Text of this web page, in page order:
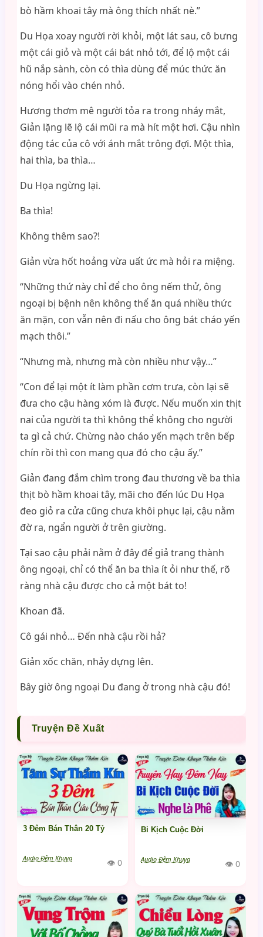
bò hầm khoai tây mà ông thích nhất nè.”
Du Họa xoay người rời khỏi, một lát sau, cô bưng
một cái giỏ và một cái bát nhỏ tới, để lộ một cái
hũ nắp sành, còn có thìa dùng để múc thức ăn
nóng hổi vào chén nhỏ.
Hương thơm mê người tỏa ra trong nháy mắt,
Giản lặng lẽ lộ cái mũi ra mà hít một hơi. Cậu nhìn
động tác của cô với ánh mắt trông đợi. Một thìa,
hai thìa, ba thìa…
Du Họa ngừng lại.
Ba thìa!
Không thêm sao?!
Giản vừa hốt hoảng vừa uất ức mà hỏi ra miệng.
“Những thứ này chỉ để cho ông nếm thử, ông
ngoại bị bệnh nên không thể ăn quá nhiều thức
ăn mặn, con vẫn nên đi nấu cho ông bát cháo yến
mạch thôi.”
“Nhưng mà, nhưng mà còn nhiều như vậy…”
“Con để lại một ít làm phần cơm trưa, còn lại sẽ
đưa cho cậu hàng xóm là được. Nếu muốn xin thịt
nai của người ta thì không thể không cho người
ta gì cả chứ. Chừng nào cháo yến mạch trên bếp
chín rồi thì con mang qua đó cho cậu ấy.”
Giản đang đắm chìm trong đau thương về ba thìa
thịt bò hầm khoai tây, mãi cho đến lúc Du Họa
đeo giỏ ra cửa cũng chưa khôi phục lại, cậu nằm
đờ ra, ngẩn người ở trên giường.
Tại sao cậu phải nằm ở đây để giả trang thành
ông ngoại, chỉ có thể ăn ba thìa ít ỏi như thế, rõ
ràng nhà cậu được cho cả một bát to!
Khoan đã.
Cô gái nhỏ… Đến nhà cậu rồi hả?
Giản xốc chăn, nhảy dựng lên.
Bây giờ ông ngoại Du đang ở trong nhà cậu đó!
Truyện Đề Xuất
3 Đêm Bán Thân 20 Tỷ
Audio Đêm Khuya 👁 0
Bi Kịch Cuộc Đời
Audio Đêm Khuya 👁 0